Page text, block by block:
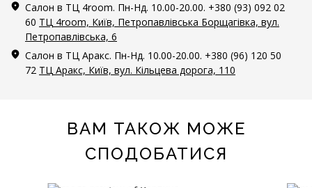
Салон в ТЦ 4room. Пн-Нд. 10.00-20.00. +380 (93) 092 02
60 ТЦ 4room, Київ, Петропавлівська Борщагівка, вул.
Петропавлівська, 6
Салон в ТЦ Аракс. Пн-Нд. 10.00-20.00. +380 (96) 120 50
72 ТЦ Аракс, Київ, вул. Кільцева дорога, 110
ВАМ ТАКОЖ МОЖЕ
СПОДОБАТИСЯ